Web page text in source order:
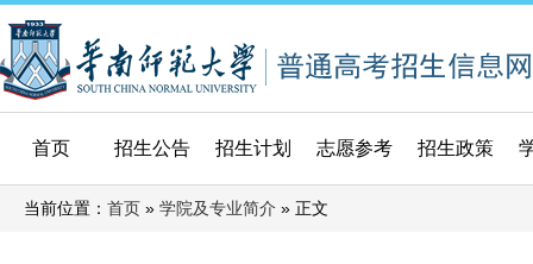
首页 招生公告 招生计划 志愿参考 招生政策
当前位置： 首页 » 学院及专业简介 » 正文